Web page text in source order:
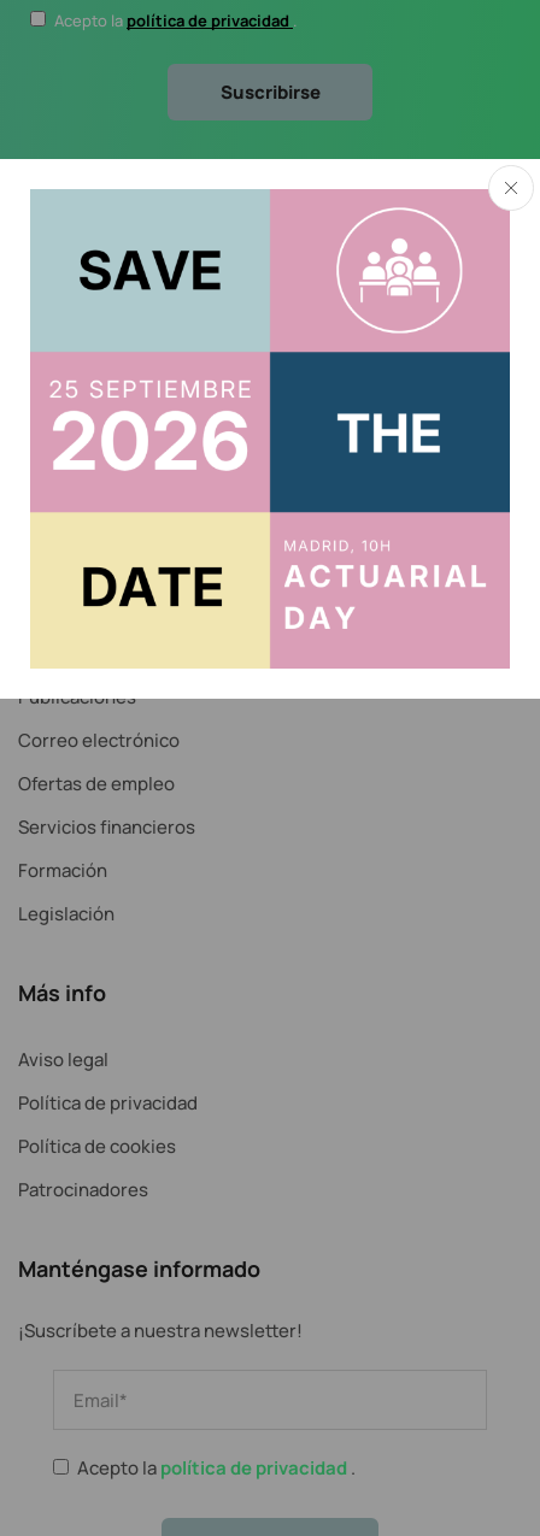
Acepto la política de privacidad .
Usuario
Acceso al Área Privada
Acceso Correo IAE
Publicaciones
Correo electrónico
Ofertas de empleo
Servicios financieros
Formación
Legislación
Más info
Aviso legal
Política de privacidad
Política de cookies
Patrocinadores
Manténgase informado
¡Suscríbete a nuestra newsletter!
Acepto lapolítica de privacidad .